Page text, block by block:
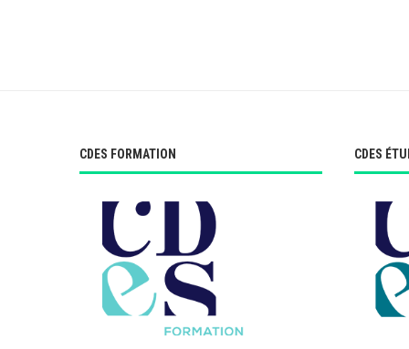
CDES FORMATION CDES